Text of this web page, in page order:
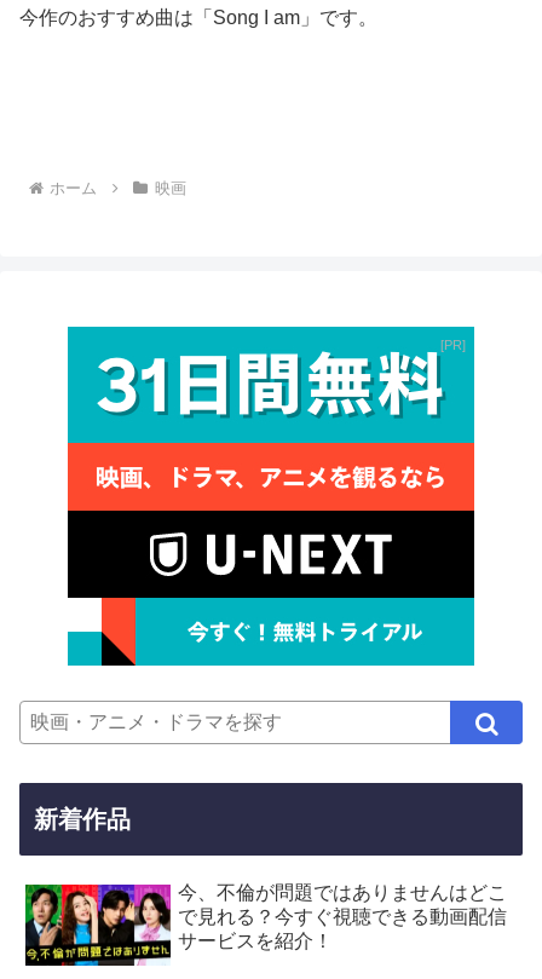
今作のおすすめ曲は「Song I am」です。
ホーム 映画
PR
新着作品
今、不倫が問題ではありませんはどこ
で見れる？今すぐ視聴できる動画配信
サービスを紹介！